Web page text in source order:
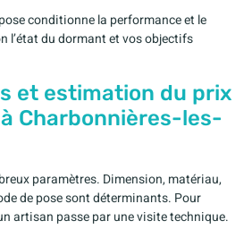
conditionne la performance et le
l’état du dormant et vos objectifs
et estimation du prix
Charbonnières-les-
paramètres. Dimension, matériau,
de pose sont déterminants. Pour
artisan passe par une visite technique.